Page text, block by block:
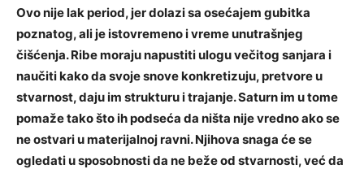
Ovo nije lak period, jer dolazi sa osećajem gubitka
poznatog, ali je istovremeno i vreme unutrašnjeg
čišćenja. Ribe moraju napustiti ulogu večitog sanjara i
naučiti kako da svoje snove konkretizuju, pretvore u
stvarnost, daju im strukturu i trajanje. Saturn im u tome
pomaže tako što ih podseća da ništa nije vredno ako se
ne ostvari u materijalnoj ravni. Njihova snaga će se
ogledati u sposobnosti da ne beže od stvarnosti, već da